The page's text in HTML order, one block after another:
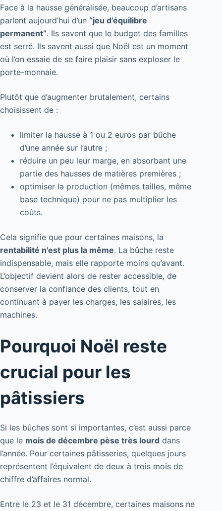
Face à la hausse généralisée, beaucoup d’artisans
parlent aujourd’hui d’un “jeu d’équilibre
permanent”. Ils savent que le budget des familles
est serré. Ils savent aussi que Noël est un moment
où l’on essaie de se faire plaisir sans exploser le
porte-monnaie.
Plutôt que d’augmenter brutalement, certains
choisissent de :
limiter la hausse à 1 ou 2 euros par bûche
d’une année sur l’autre ;
réduire un peu leur marge, en absorbant une
partie des hausses de matières premières ;
optimiser la production (mêmes tailles, même
base technique) pour ne pas multiplier les
coûts.
Cela signifie que pour certaines maisons, la
rentabilité n’est plus la même. La bûche reste
indispensable, mais elle rapporte moins qu’avant.
L’objectif devient alors de rester accessible, de
conserver la confiance des clients, tout en
continuant à payer les charges, les salaires, les
machines.
Pourquoi Noël reste
crucial pour les
pâtissiers
Si les bûches sont si importantes, c’est aussi parce
que le mois de décembre pèse très lourd dans
l’année. Pour certaines pâtisseries, quelques jours
représentent l’équivalent de deux à trois mois de
chiffre d’affaires normal.
Entre le 23 et le 31 décembre, certaines maisons ne